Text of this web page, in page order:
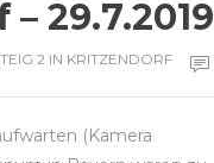
29.7.2019
2 IN KRITZENDORF
(Kamera